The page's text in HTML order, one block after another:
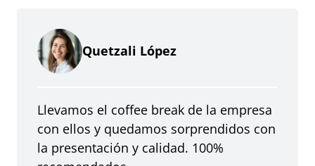
Quetzali López
Llevamos el coffee break de la empresa
con ellos y quedamos sorprendidos con
la presentación y calidad. 100%